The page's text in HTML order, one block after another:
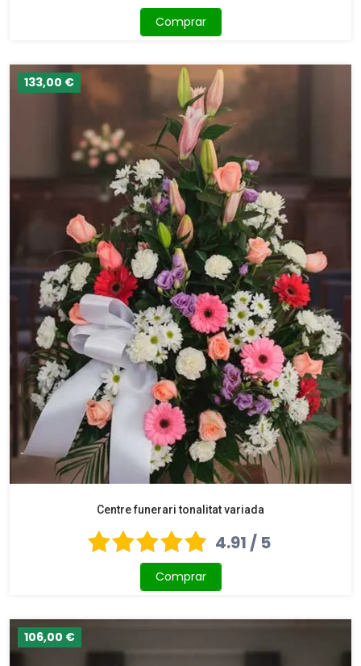
Comprar
133,00 €
Centre funerari tonalitat variada
4.91 / 5
Comprar
106,00 €